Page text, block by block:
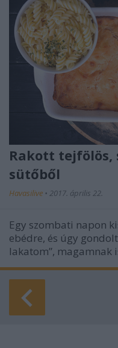
Rakott tejfölös,
sütőből
Havasilive • 2017. április 22.
Egy szombati napon
ebédre, és úgy
lakatom”, magamnak